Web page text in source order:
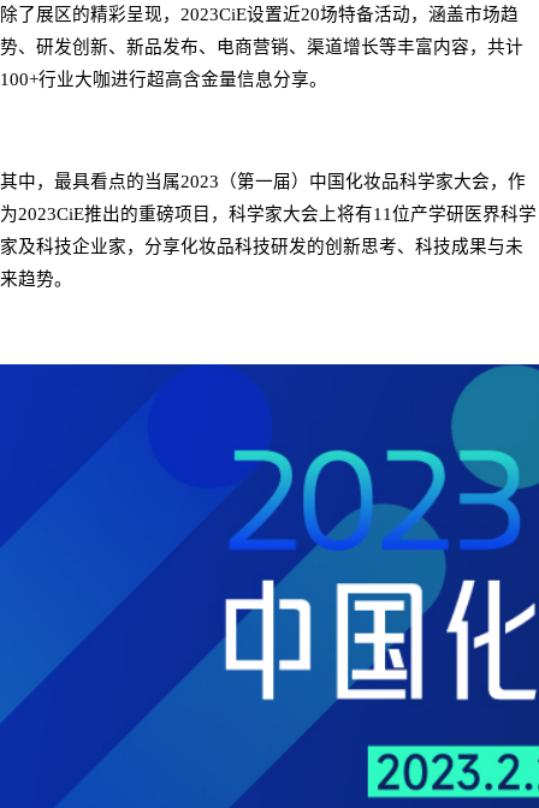
除了展区的精彩呈现， 2023CiE设置近20场特备活动，涵盖市场趋
势、研发创新、新品发布、电商营销、渠道增长等丰富内容，共计
100+行业大咖进行超高含金量信息分享。
其中，最具看点的当属2023 （第一届）中国化妆品科学家大会，作
为2023CiE推出的重磅项目，科学家大会上将有11位产学研医界科学
家及科技企业家，分享化妆品科技研发的创新思考、科技成果与未
来趋势。